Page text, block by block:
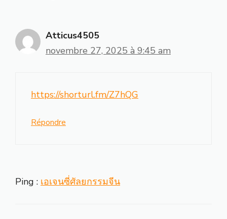
Atticus4505
novembre 27, 2025 à 9:45 am
https://shorturl.fm/Z7hQG
Répondre
Ping : เอเจนซี่ศัลยกรรมจีน